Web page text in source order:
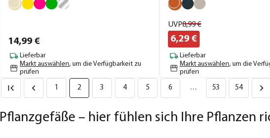
14,99 €
Lieferbar
Markt auswählen, um die Verfügbarkeit zu
prüfen
UVP8,99€
6,29€
Lieferbar
Markt auswählen, um die
prüfen
1 2 3 4 5 6 … 53 54
Pflanzgefäße – hier fühlen sich Ihre Pflanzen